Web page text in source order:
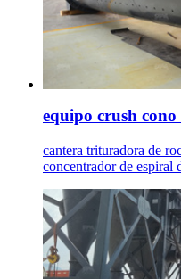
equipo crush
cantera trituradora de
concentrador de espiral